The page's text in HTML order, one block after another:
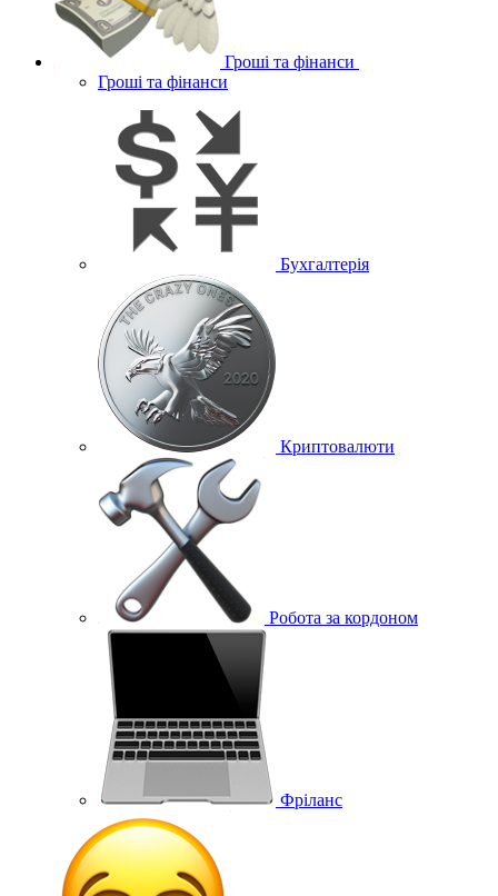
Гроші та фінанси
Гроші та фінанси
Бухгалтерія
Криптовалюти
Робота за кордоном
Фріланс